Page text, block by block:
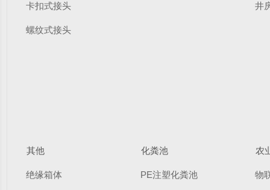
卡扣式接头
螺纹式接头
井
其他
绝缘箱体
化粪池
PE注塑化粪池
农
物